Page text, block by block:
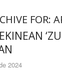
FOR:
2024